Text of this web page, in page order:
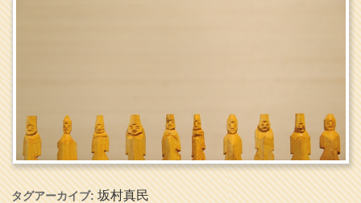
タグアーカイブ:坂村真民